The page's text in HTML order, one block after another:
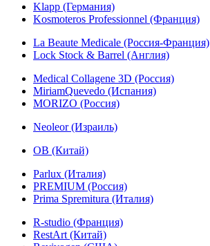
Klapp (Германия)
Kosmoteros Professionnel (Франция)
La Beaute Medicale (Россия-Франция)
Lock Stock & Barrel (Англия)
Medical Collagene 3D (Россия)
MiriamQuevedo (Испания)
MORIZO (Россия)
Neoleor (Израиль)
OB (Китай)
Parlux (Италия)
PREMIUM (Россия)
Prima Spremitura (Италия)
R-studio (Франция)
RestArt (Китай)